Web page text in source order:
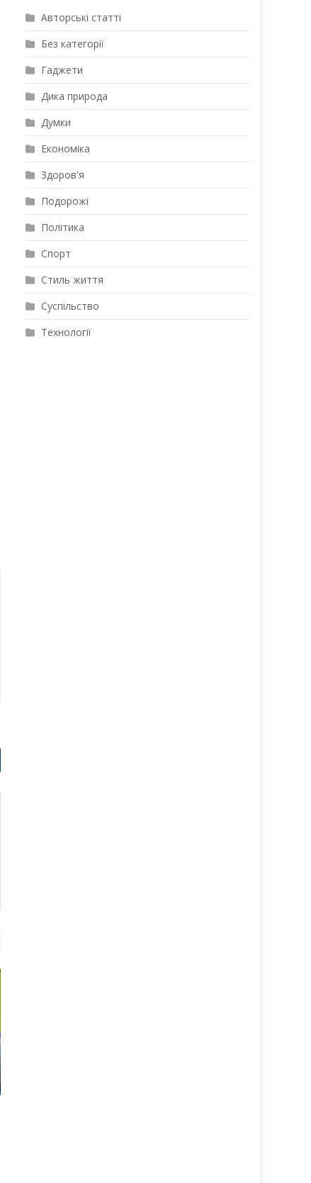
Авторські статті
Без категорії
Гаджети
Дика природа
Думки
Економіка
Здоров'я
Подорожі
Політика
Спорт
Стиль життя
Суспільство
Технології